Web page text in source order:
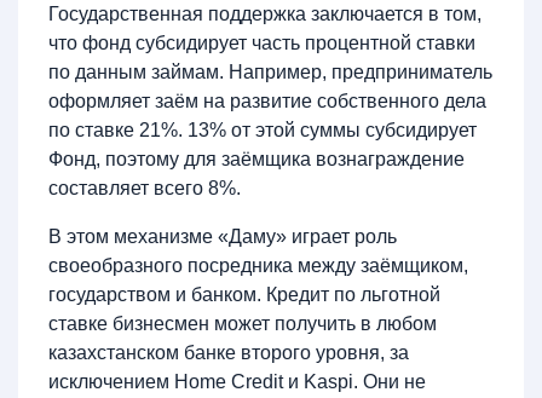
Государственная поддержка заключается в том,
что фонд субсидирует часть процентной ставки
по данным займам. Например, предприниматель
оформляет заём на развитие собственного дела
по ставке 21%. 13% от этой суммы субсидирует
Фонд, поэтому для заёмщика вознаграждение
составляет всего 8%.
В этом механизме «Даму» играет роль
своеобразного посредника между заёмщиком,
государством и банком. Кредит по льготной
ставке бизнесмен может получить в любом
казахстанском банке второго уровня, за
исключением Home Credit и Kaspi. Они не